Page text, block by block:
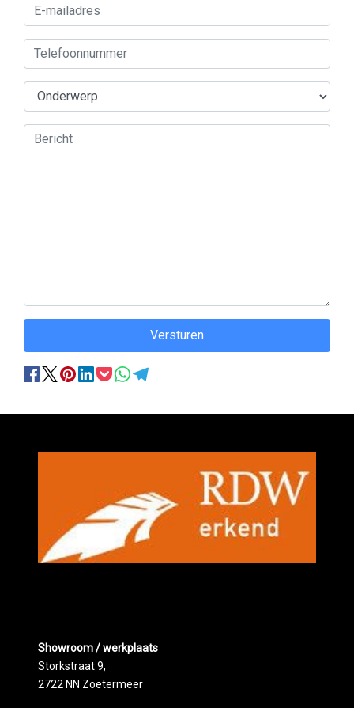
Versturen
Showroom / werkplaats
Storkstraat 9,
2722 NN Zoetermeer